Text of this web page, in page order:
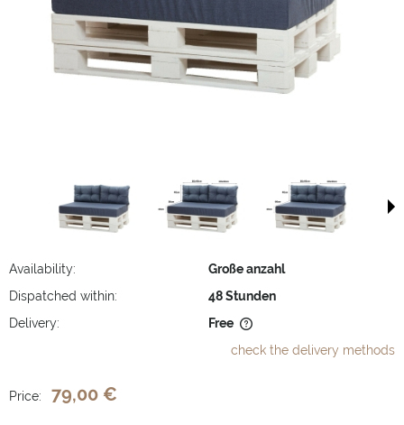
Availability:
Große anzahl
Dispatched within:
48 Stunden
Delivery:
Free
check the delivery methods
Price: 79,00 €